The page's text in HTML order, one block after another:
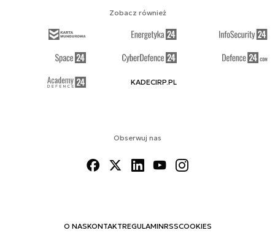
Obserwuj nas
O NASKONTAKTREGULAMINRSSCOOKIES
Zobacz również
KADECIRP.PL